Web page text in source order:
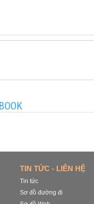
TIN TỨC - LIÊN HỆ
Tin tức
Sơ đồ đường đi